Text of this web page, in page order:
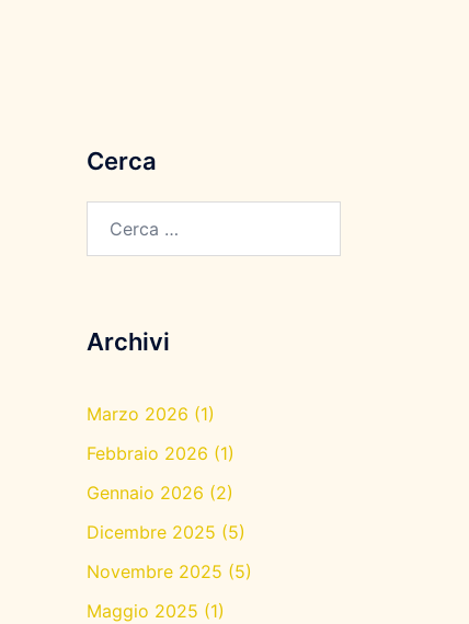
Cerca
per:
Archivi
Marzo 2026 (1)
Febbraio 2026 (1)
Gennaio 2026 (2)
Dicembre 2025 (5)
Novembre 2025 (5)
Maggio 2025 (1)